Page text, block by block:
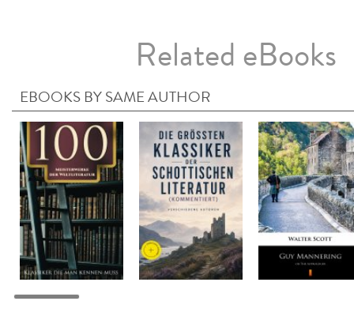
Related eBooks
EBOOKS BY SAME AUTHOR